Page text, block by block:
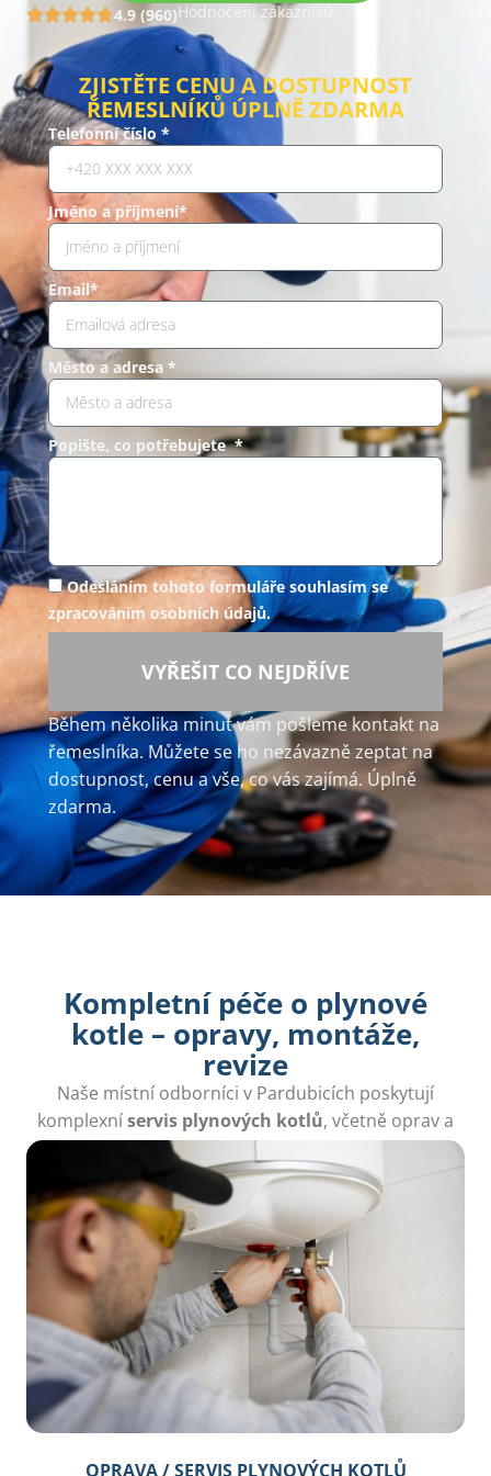
4.9 (960)Hodnocení zákazníků
ZJISTĚTE CENU A DOSTUPNOST
ŘEMESLNÍKŮ ÚPLNĚ ZDARMA
Telefonní číslo *
Jméno a příjmení*
Email*
Město a adresa *
Popište, co potřebujete *
Odesláním tohoto formuláře souhlasím se
zpracováním osobních údajů.
VYŘEŠIT CO NEJDŘÍVE
Během několika minut vám pošleme kontakt na
řemeslníka. Můžete se ho nezávazně zeptat na
dostupnost, cenu a vše, co vás zajímá. Úplně
zdarma.
Kompletní péče o plynové
kotle – opravy, montáže,
revize
Naše místní odborníci v Pardubicích poskytují
komplexníservis plynových kotlů, včetně oprav a
revizí, abyste měli zajištěnou kvalitu a bezpečnost.
OPRAVA / SERVIS PLYNOVÝCH KOTLŮ